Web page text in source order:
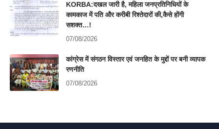
KORBA:दखल जारी है, महिला जनप्रतिनिधियों के
कामकाज में पति और करीबी रिश्तेदारों की,कैसे होंगी
सशक्त…!
07/08/2026
कांग्रेस में संगठन विस्तार एवं जनहित के मुद्दों पर बनी व्यापक
रणनीति
07/08/2026